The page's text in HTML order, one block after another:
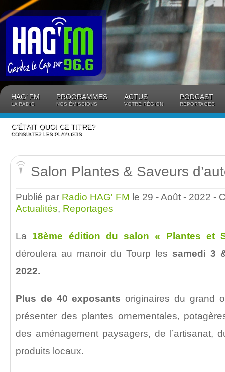
HAG’ FM
LA RADIO
PROGRAMMES
NOS ÉMISSIONS
ACTUS
VOTRE RÉGION
PODCAST
REPORTAGES
C’ÉTAIT QUOI CE TITRE?
CONSULTEZ LES PLAYLISTS
Salon Plantes & Saveurs
Publié par Radio HAG' FM le 29 - Août - 2022 -
Actualités, Reportages
La 18ème édition du salon « Plantes et
déroulera au manoir du Tourp les samedi 3
2022.
Plus de 40 exposants originaires du grand
présenter des plantes ornementales,
des aménagement paysagers, de l’artisanat,
produits locaux.
Panneau de gestion des cookies